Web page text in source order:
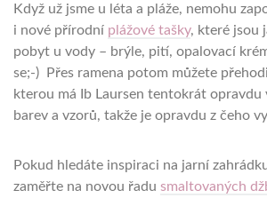
Když už jsme u léta a pláže, nemohu
i nové přírodní plážové tašky, které jsou
pobyt u vody – brýle, pití, opalovací
se;-) Přes ramena potom můžete
kterou má Ib Laursen tentokrát opravdu
barev a vzorů, takže je opravdu z čeho
Pokud hledáte inspiraci na jarní
zaměřte na novou řadu smaltovaných